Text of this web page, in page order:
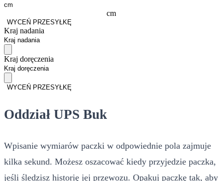
cm
WYCEŃ PRZESYŁKĘ
Kraj nadania
Kraj doręczenia
WYCEŃ PRZESYŁKĘ
Oddział UPS Buk
Wpisanie wymiarów paczki w odpowiednie pola zajmuje
kilka sekund. Możesz oszacować kiedy przyjedzie paczka,
jeśli śledzisz historię jej przewozu. Opakuj paczkę tak, aby